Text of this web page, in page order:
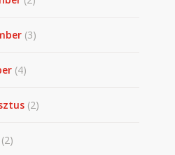
(3)
(4)
(2)
(2)